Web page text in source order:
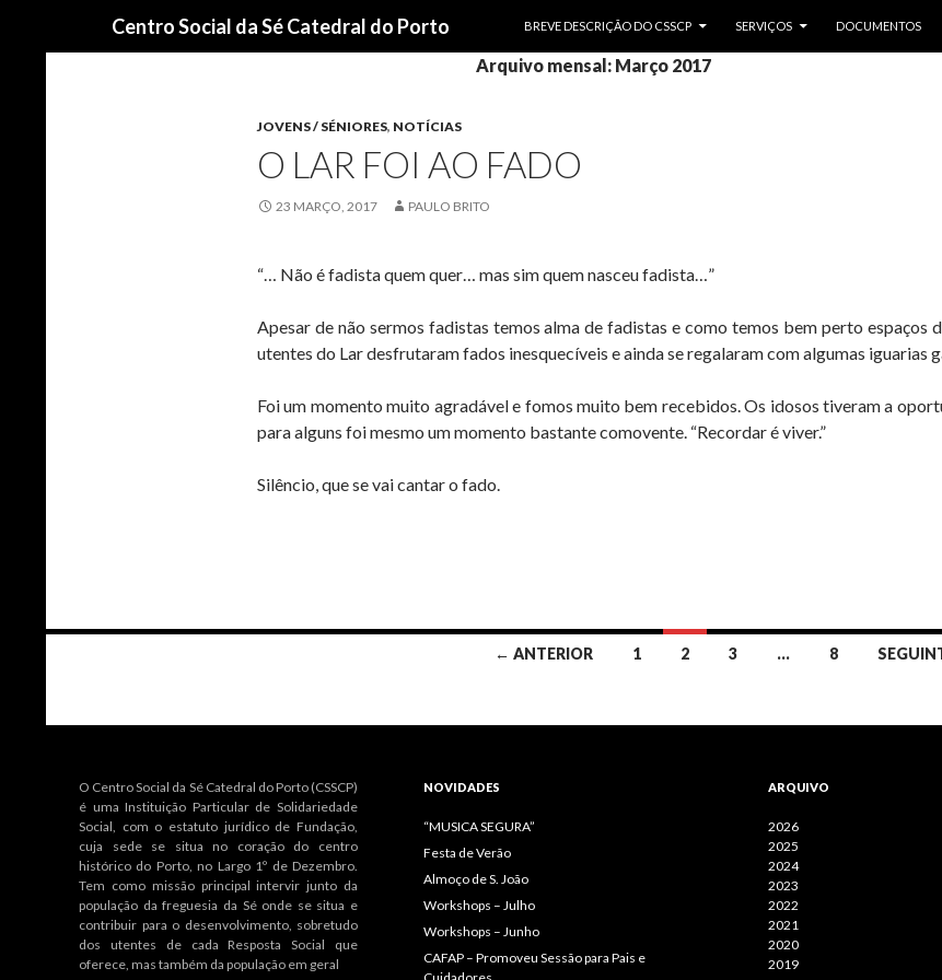
Centro Social da Sé Catedral do Porto
BREVE DESCRIÇÃO DO CSSCP
SERVIÇOS DOCUMENTOS
Arquivo mensal: Março 2017
JOVENS / SÉNIORES, NOTÍCIAS
O LAR FOI AO FADO
23 MARÇO, 2017 PAULO BRITO
“… Não é fadista quem quer… mas sim quem nasceu fadista…”
Apesar de não sermos fadistas temos alma de fadistas e como temos bem perto espaços
utentes do Lar desfrutaram fados inesquecíveis e ainda se regalaram com algumas iguarias
Foi um momento muito agradável e fomos muito bem recebidos. Os idosos tiveram a
para alguns foi mesmo um momento bastante comovente. “Recordar é viver.”
Silêncio, que se vai cantar o fado.
artigos
← ANTERIOR 1 2 3 … 8
O Centro Social da Sé Catedral do Porto (CSSCP)
é uma Instituição Particular de Solidariedade
Social, com o estatuto jurídico de Fundação,
cuja sede se situa no coração do centro
histórico do Porto, no Largo 1º de Dezembro.
Tem como missão principal intervir junto da
população da freguesia da Sé onde se situa e
contribuir para o desenvolvimento, sobretudo
dos utentes de cada Resposta Social que
oferece, mas também da população em geral
NOVIDADES
“MUSICA SEGURA”
Festa de Verão
Almoço de S. João
Workshops – Julho
Workshops – Junho
CAFAP – Promoveu Sessão para Pais e
ARQUIVO
2026
2025
2024
2023
2022
2021
2020
2019